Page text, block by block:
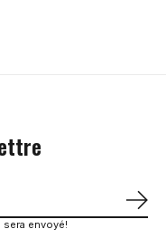
envoyé!